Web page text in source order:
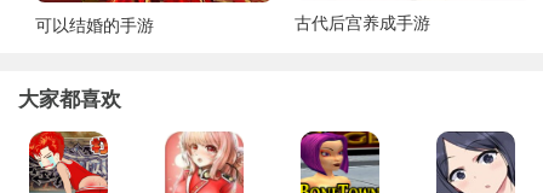
可以结婚的手游 古代后宫养成手游
大家都喜欢